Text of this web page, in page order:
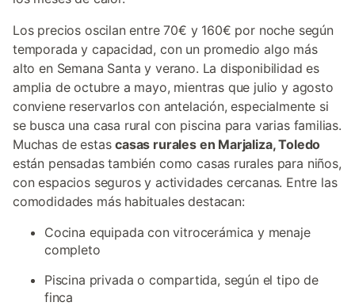
Los precios oscilan entre 70€ y 160€ por noche según
temporada y capacidad, con un promedio algo más
alto en Semana Santa y verano. La disponibilidad es
amplia de octubre a mayo, mientras que julio y agosto
conviene reservarlos con antelación, especialmente si
se busca una casa rural con piscina para varias familias.
Muchas de estascasas rurales en Marjaliza, Toledo
están pensadas también como casas rurales para niños,
con espacios seguros y actividades cercanas. Entre las
comodidades más habituales destacan:
Cocina equipada con vitrocerámica y menaje
completo
Piscina privada o compartida, según el tipo de
finca